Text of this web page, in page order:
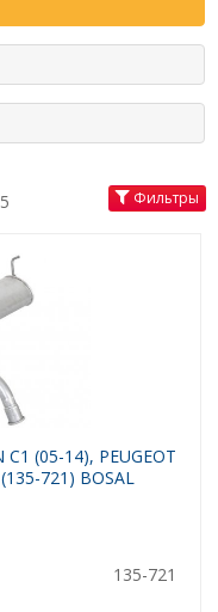
Фильтры
(05-14), PEUGEOT
721) BOSAL
135-721